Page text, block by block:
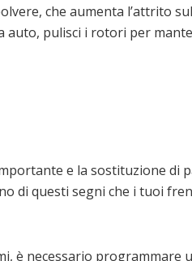
che aumenta l’attrito
auto, pulisci i rotori per
e la sostituzione di
di questi segni che i tuoi
è necessario programmare